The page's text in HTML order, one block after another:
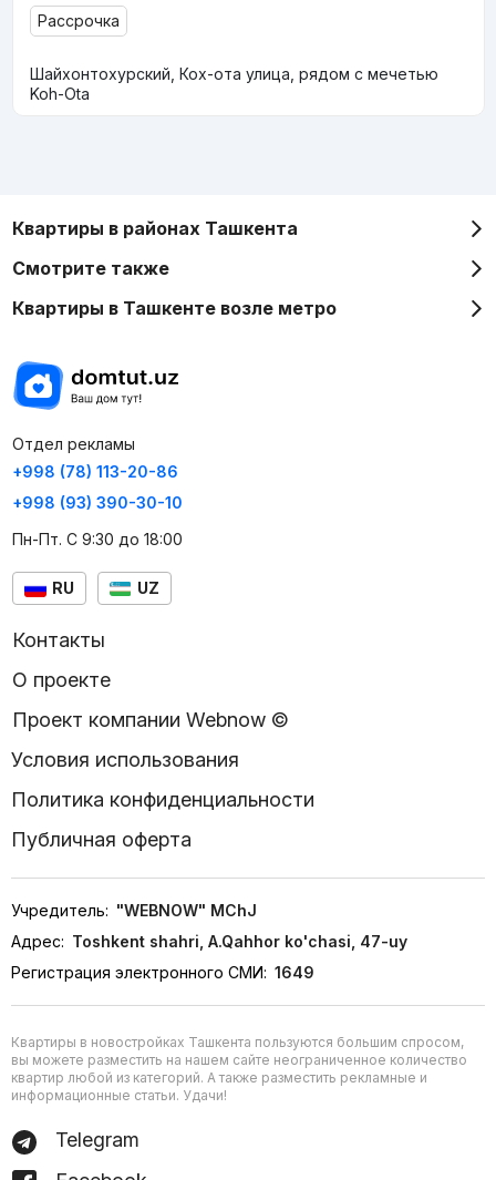
Рассрочка
Шайхонтохурский, Кох-ота улица, рядом с мечетью
Koh-Ota
Квартиры в районах Ташкента
Смотрите также
Квартиры в Ташкенте возле метро
Отдел рекламы
+998 (78) 113-20-86
+998 (93) 390-30-10
Пн-Пт. С 9:30 до 18:00
RU UZ
Контакты
О проекте
Проект компании Webnow ©
Условия использования
Политика конфиденциальности
Публичная оферта
Учредитель: "WEBNOW" MChJ
Адрес: Toshkent shahri, A.Qahhor ko'chasi, 47-uy
Регистрация электронного СМИ: 1649
Квартиры в новостройках Ташкента пользуются большим спросом,
вы можете разместить на нашем сайте неограниченное количество
квартир любой из категорий. А также разместить рекламные и
информационные статьи. Удачи!
Telegram